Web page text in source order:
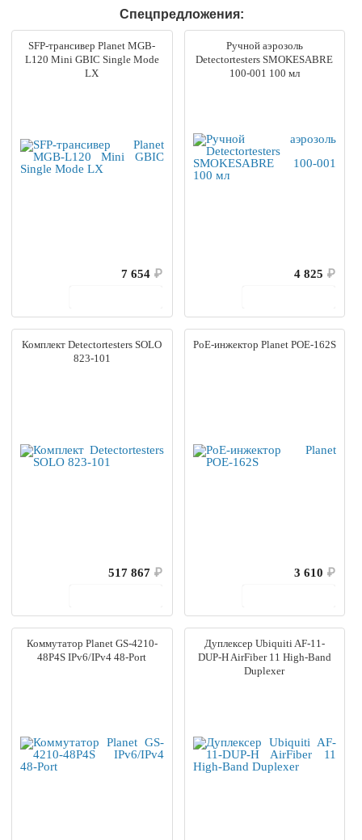
Спецпредложения:
SFP-трансивер Planet MGB-
L120 Mini GBIC Single Mode
LX
7 654 ₽
Ручной аэрозоль
Detectortesters SMOKESABRE
100-001 100 мл
4 825 ₽
Комплект Detectortesters SOLO
823-101
517 867 ₽
PoE-инжектор Planet POE-162S
3 610 ₽
Коммутатор Planet GS-4210-
48P4S IPv6/IPv4 48-Port
Дуплексер Ubiquiti AF-11-
DUP-H AirFiber 11 High-Band
Duplexer